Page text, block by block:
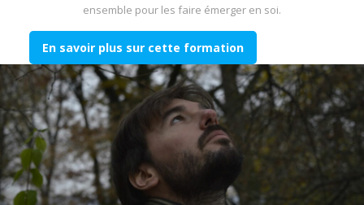
ensemble pour les faire émerger en soi.
En savoir plus sur cette formation